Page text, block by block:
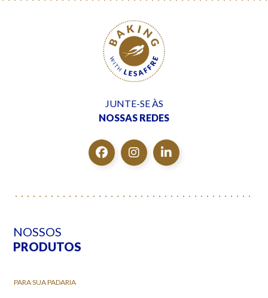
JUNTE-SE ÀS
NOSSAS REDES
NOSSOS
PRODUTOS
PARA SUA PADARIA